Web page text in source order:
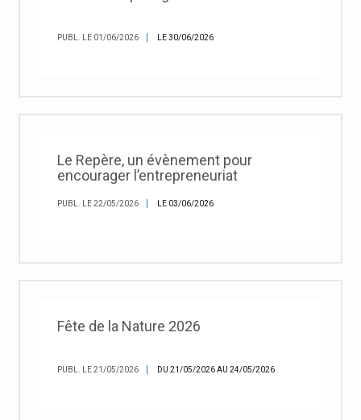
PUBL. LE 01/06/2026 LE 30/06/2026
Le Repère, un évènement pour
encourager l’entrepreneuriat
PUBL. LE 22/05/2026 LE 03/06/2026
Fête de la Nature 2026
PUBL. LE 21/05/2026 DU 21/05/2026 AU 24/05/2026